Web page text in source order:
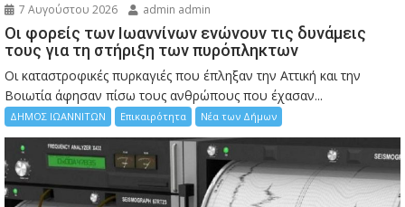
7 Αυγούστου 2026 admin admin
Οι φορείς των Ιωαννίνων ενώνουν τις δυνάμεις
τους για τη στήριξη των πυρόπληκτων
Οι καταστροφικές πυρκαγιές που έπληξαν την Αττική και την
Bοιωτία άφησαν πίσω τους ανθρώπους που έχασαν...
ΔΗΜΟΣ ΙΩΑΝΝΙΤΩΝ Επικαιρότητα Νέα των Δήμων